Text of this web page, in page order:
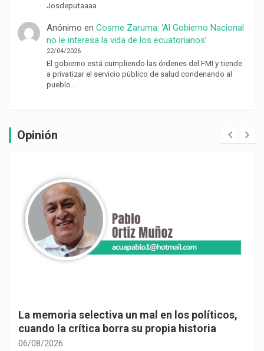
Josdeputaaaa
Anónimo en Cosme Zaruma: ‘Al Gobierno Nacional
no le interesa la vida de los ecuatorianos’
22/04/2026
El gobierno está cumpliendo las órdenes del FMI y tiende
a privatizar el servicio público de salud condenando al
pueblo…
Opinión
La memoria selectiva un mal en los políticos,
cuando la crítica borra su propia historia
06/08/2026